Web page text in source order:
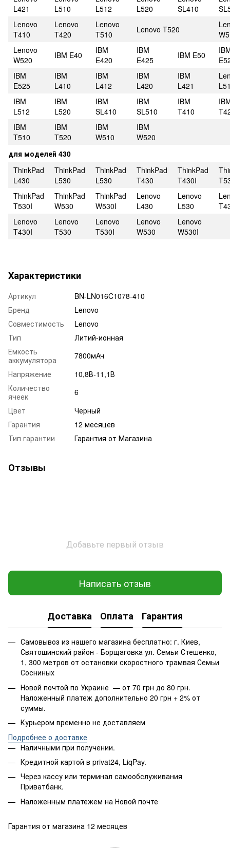
L421
L510
L512
L520
SL410
Lenovo
T410
Lenovo
T420
Lenovo
T510
Lenovo T520
Lenovo
W520
IBM E40
IBM
E420
IBM
E425
IBM E50
IBM
E525
IBM
L410
IBM
L412
IBM
L420
IBM
L421
IBM
L512
IBM
L520
IBM
SL410
IBM
SL510
IBM
T410
IBM
T510
IBM
T520
IBM
W510
IBM
W520
для моделей 430
ThinkPad
L430
ThinkPad
L530
ThinkPad
L530
ThinkPad
T430
ThinkPad
T430I
ThinkPad
T530I
ThinkPad
W530
ThinkPad
W530I
Lenovo
L430
Lenovo
L530
Lenovo
T430I
Lenovo
T530
Lenovo
T530I
Lenovo
W530
Lenovo
W530I
Характеристики
Артикул
BN-LN016C1078-410
Бренд
Lenovo
Совместимость
Lenovo
Тип
Литий-ионная
Емкость
аккумулятора
7800мАч
Напряжение
10,8В-11,1В
Количество
ячеек
6
Цвет
Черный
Гарантия
12 месяцев
Тип гарантии
Гарантия от Магазина
Отзывы
Добавьте первый отзыв
Написать отзыв
Доставка Оплата Гарантия
Самовывоз из нашего магазина бесплатно: г. Киев,
Святошинский район - Борщаговка ул. Семьи Стешенко,
1, 300 метров от остановки скоростного трамвая Семьи
Сосниных
Новой почтой по Украине — от 70 грн до 80 грн.
Наложенный платеж дополнительно 20 грн + 2% от
суммы.
Курьером временно не доставляем
Подробнее о доставке
Наличными при получении.
Кредитной картой в privat24, LiqPay.
Через кассу или терминал самообслуживания
Приватбанк.
Наложенным платежем на Новой почте
Гарантия от магазина 12 месяцев